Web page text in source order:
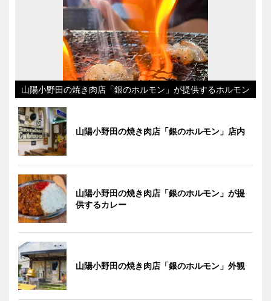
山陽小野田の焼き肉店「銀のホルモン」が提供するホルモン
山陽小野田の焼き肉店「銀のホルモン」店内
山陽小野田の焼き肉店「銀のホルモン」が提
供するカレー
山陽小野田の焼き肉店「銀のホルモン」外観